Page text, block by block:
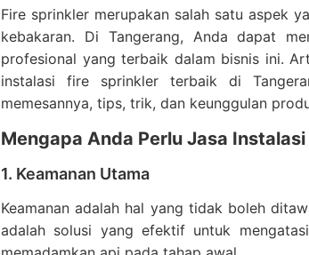
Fire sprinkler merupakan salah satu aspek
kebakaran. Di Tangerang, Anda dapat
profesional yang terbaik dalam bisnis ini.
instalasi fire sprinkler terbaik di
memesannya, tips, trik, dan keunggulan
Mengapa Anda Perlu Jasa
1. Keamanan Utama
Keamanan adalah hal yang tidak boleh
adalah solusi yang efektif untuk